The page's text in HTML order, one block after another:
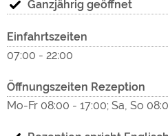
wunderschön angelegten
sowie den attraktiven
Dingdener Heide der ganzen
Der romantisch gelegene
Freizeitsee bietet auch ein
Ganzjährig geöffnet
Einfahrtszeiten
07:00 - 22:00
Öffnungszeiten Rezeption
Mo-Fr 08:00 - 17:00; Sa, So